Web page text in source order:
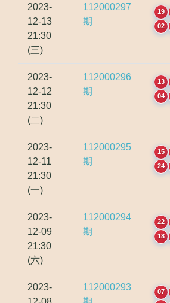
2023-
12-13
21:30
(三)
112000297
期
19
02
2023-
12-12
21:30
(二)
112000296
期
13
04
2023-
12-11
21:30
(一)
112000295
期
15
24
2023-
12-09
21:30
(六)
112000294
期
22
18
2023-
112000293
07